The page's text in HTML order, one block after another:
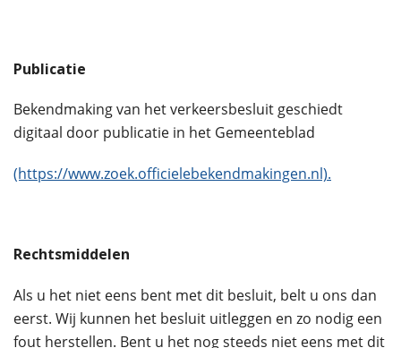
Publicatie
Bekendmaking van het verkeersbesluit geschiedt
digitaal door publicatie in het Gemeenteblad
(https://www.zoek.officielebekendmakingen.nl).
Rechtsmiddelen
Als u het niet eens bent met dit besluit, belt u ons dan
eerst. Wij kunnen het besluit uitleggen en zo nodig een
fout herstellen. Bent u het nog steeds niet eens met dit